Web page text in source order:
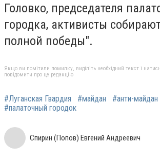
Головко, председателя
городка, активисты
полной победы".
Якщо ви помітили помилку, виділіть необхідний текст і
повідомити про це редакцію
#Луганская Гвардия #майдан
#анти-майдан
#палаточный городок
Спирин (Попов) Евгений Андреевич